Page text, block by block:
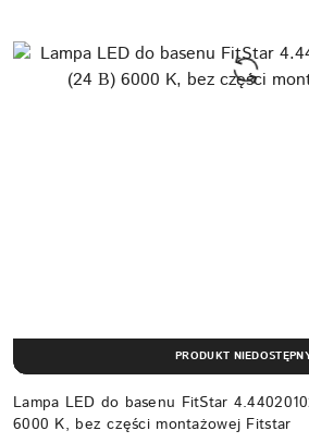
Lampa LED do basenu FitStar
6000 K, bez części montażowej Fitstar
PRODUKT